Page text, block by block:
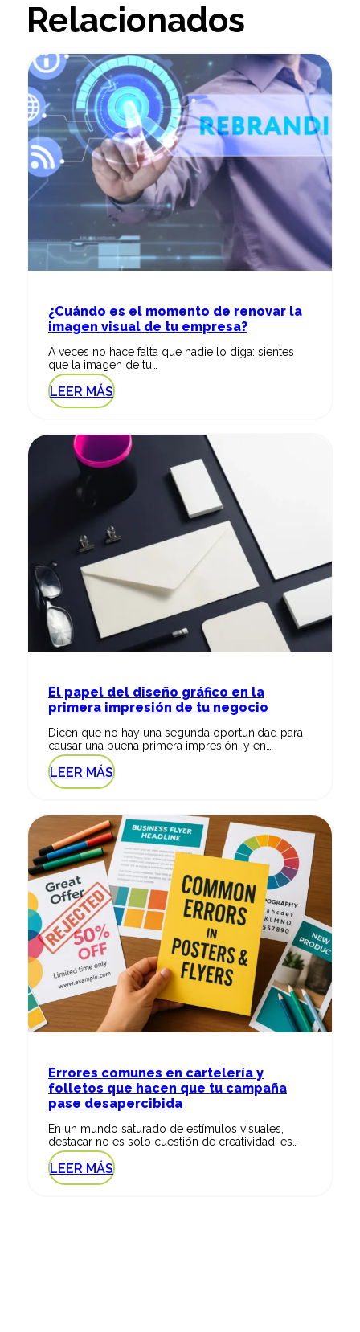
Relacionados
¿Cuándo es el momento de renovar la
imagen visual de tu empresa?
A veces no hace falta que nadie lo diga: sientes
que la imagen de tu…
LEER MÁS
El papel del diseño gráfico en la
primera impresión de tu negocio
Dicen que no hay una segunda oportunidad para
causar una buena primera impresión, y en…
LEER MÁS
Errores comunes en cartelería y
folletos que hacen que tu campaña
pase desapercibida
En un mundo saturado de estímulos visuales,
destacar no es solo cuestión de creatividad: es…
LEER MÁS